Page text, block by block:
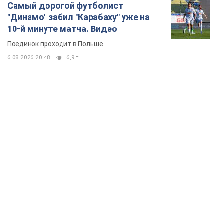
Самый дорогой футболист
"Динамо" забил "Карабаху" уже на
10-й минуте матча. Видео
Поединок проходит в Польше
6.08.2026 20:48 6,9 т.